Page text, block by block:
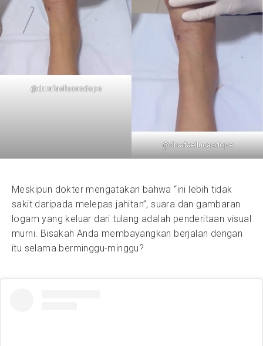
@dr.rafaellucasdope
@dr.rafaellucasdope
Meskipun dokter mengatakan bahwa “ini lebih tidak
sakit daripada melepas jahitan”, suara dan gambaran
logam yang keluar dari tulang adalah penderitaan visual
murni. Bisakah Anda membayangkan berjalan dengan
itu selama berminggu-minggu?